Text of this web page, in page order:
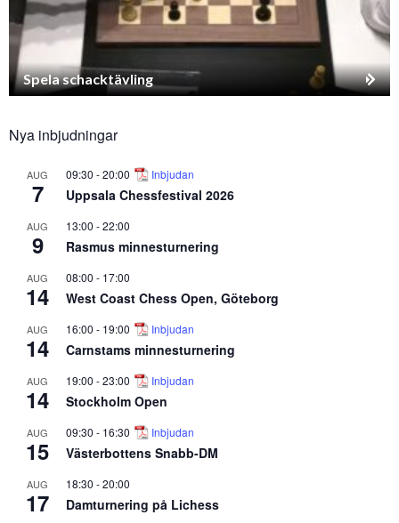
Spela schacktävling
Nya inbjudningar
AUG
7
09:30 -20:00 Inbjudan
Uppsala Chessfestival 2026
AUG
9
13:00 -22:00
Rasmus minnesturnering
AUG
14
08:00 - 17:00
West Coast Chess Open, Göteborg
AUG
14
16:00 - 19:00 Inbjudan
Carnstams minnesturnering
AUG
14
19:00 -23:00 Inbjudan
Stockholm Open
AUG
15
09:30 - 16:30 Inbjudan
Västerbottens Snabb-DM
AUG
17
18:30 -20:00
Damturnering på Lichess